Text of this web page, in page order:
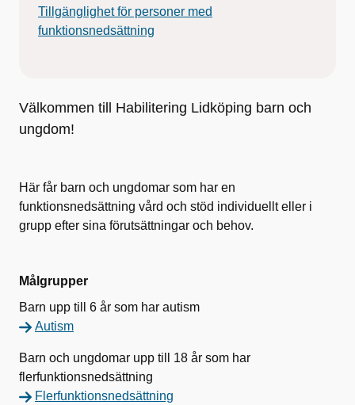
Tillgänglighet för personer med
funktionsnedsättning
Välkommen till Habilitering Lidköping barn och
ungdom!
Här får barn och ungdomar som har en
funktionsnedsättning vård och stöd individuellt eller i
grupp efter sina förutsättningar och behov.
Målgrupper
Barn upp till 6 år som har autism
Autism
Barn och ungdomar upp till 18 år som har
flerfunktionsnedsättning
Flerfunktionsnedsättning